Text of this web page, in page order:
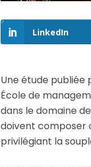
LinkedIn
Une étude publiée
École de
dans le domaine
doivent composer
privilégiant la